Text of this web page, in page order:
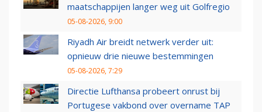
maatschappijen langer weg uit Golfregio
05-08-2026, 9:00
Riyadh Air breidt netwerk verder uit:
opnieuw drie nieuwe bestemmingen
05-08-2026, 7:29
Directie Lufthansa probeert onrust bij
Portugese vakbond over overname TAP